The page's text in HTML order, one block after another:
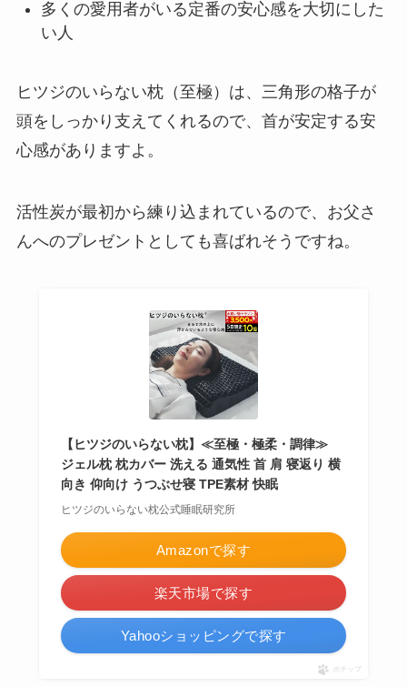
多くの愛用者がいる定番の安心感を大切にした
い人
ヒツジのいらない枕（至極）は、三角形の格子が
頭をしっかり支えてくれるので、首が安定する安
心感がありますよ。
活性炭が最初から練り込まれているので、お父さ
んへのプレゼントとしても喜ばれそうですね。
【ヒツジのいらない枕】≪至極・極柔・調律≫
ジェル枕 枕カバー 洗える 通気性 首 肩 寝返り 横
向き 仰向け うつぶせ寝 TPE素材 快眠
ヒツジのいらない枕公式睡眠研究所
Amazonで探す
楽天市場で探す
Yahooショッピングで探す
ポチップ